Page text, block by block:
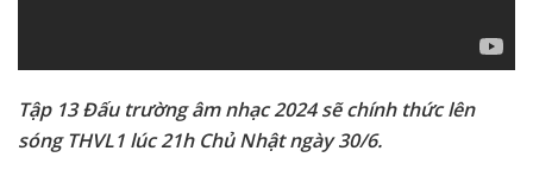
Tập 13 Đấu trường âm nhạc 2024 sẽ chính thức lên
sóng THVL1 lúc 21h Chủ Nhật ngày 30/6.